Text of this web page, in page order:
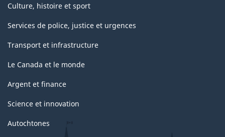
Culture, histoire et sport
Services de police, justice et urgences
Transport et infrastructure
Le Canada et le monde
Argent et finance
Science et innovation
Autochtones